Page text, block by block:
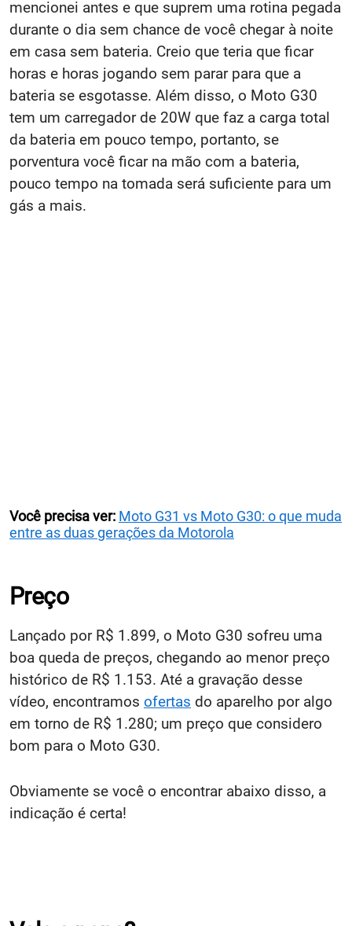
mencionei antes e que suprem uma rotina pegada
durante o dia sem chance de você chegar à noite
em casa sem bateria. Creio que teria que ficar
horas e horas jogando sem parar para que a
bateria se esgotasse. Além disso, o Moto G30
tem um carregador de 20W que faz a carga total
da bateria em pouco tempo, portanto, se
porventura você ficar na mão com a bateria,
pouco tempo na tomada será suficiente para um
gás a mais.
Você precisa ver: Moto G31 vs Moto G30: o que muda
entre as duas gerações da Motorola
Preço
Lançado por R$ 1.899, o Moto G30 sofreu uma
boa queda de preços, chegando ao menor preço
histórico de R$ 1.153. Até a gravação desse
vídeo, encontramos ofertas do aparelho por algo
em torno de R$ 1.280; um preço que considero
bom para o Moto G30.
Obviamente se você o encontrar abaixo disso, a
indicação é certa!